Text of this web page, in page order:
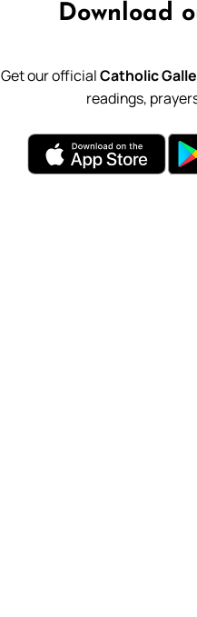
Download
Get our officialCatholic
readings,